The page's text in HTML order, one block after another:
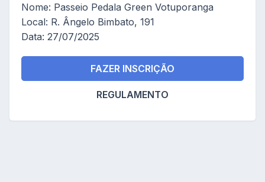
Nome: Passeio Pedala Green Votuporanga
Local: R. Ângelo Bimbato, 191
Data: 27/07/2025
FAZER INSCRIÇÃO
REGULAMENTO